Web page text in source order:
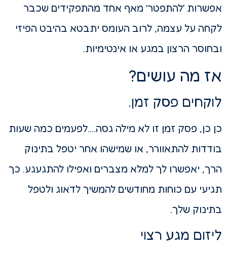
אפשרות ‘להתפטר’ מאף אחד מהתפקידים שכבר
לקחה על עצמה, לרוב העומס יתבטא בהיבט הפיזי
ובחוסר הרצון במגע או אינטימיות.
אז מה עושים?
לוקחים פסק זמן.
כן כן, פסק זמן זו לא מילה גסה….לפעמים כמה שעות
בודדות להתאוורר, או שמישהו אחר יטפל בתינוק
הרך, יאפשרו לך למלא מצברים ואפילו להתגעגע. כך
תגיעי עם כוחות מחודשים להמשיך לדאוג ולטפל
בתינוק שלך.
ליזום מגע רצוי